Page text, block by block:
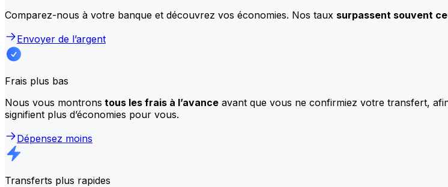
Comparez-nous à votre banque et découvrez vos économies. Nos taux surpassent souvent
Envoyer de l’argent
Frais plus bas
Nous vous montrons tous les frais à l’avance avant que vous ne confirmiez votre transfert,
signifient plus d’économies pour vous.
Dépensez moins
Transferts plus rapides